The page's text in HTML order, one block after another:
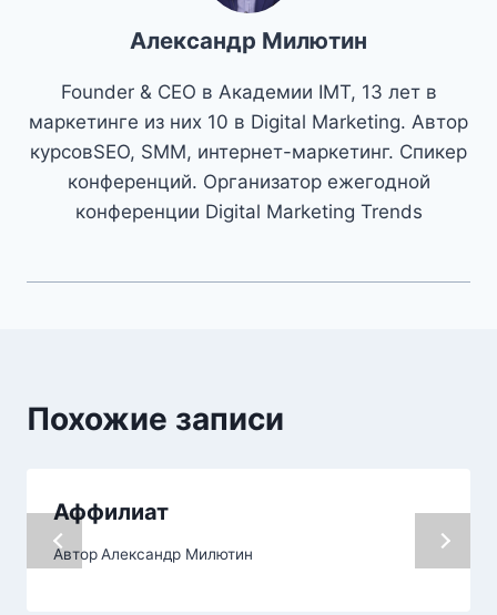
Александр Милютин
Founder & CEO в Академии IMT, 13 лет в
маркетинге из них 10 в Digital Marketing. Автор
курсовSEO, SMM, интернет-маркетинг. Спикер
конференций. Организатор ежегодной
конференции Digital Marketing Trends
Похожие записи
Аффилиат
АвторАлександр Милютин